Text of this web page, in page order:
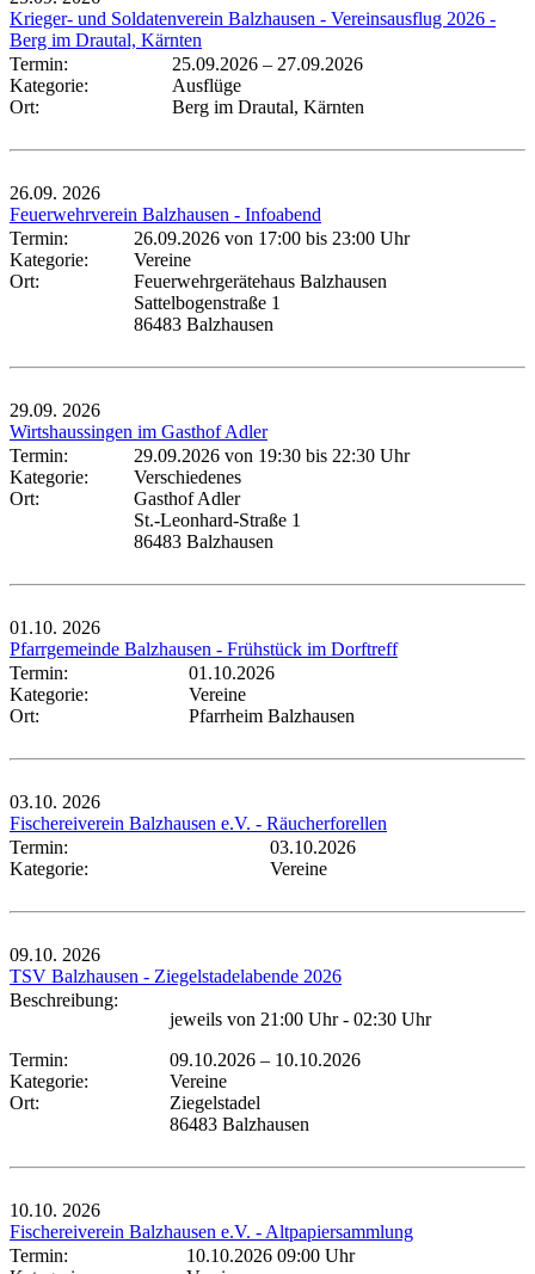
Krieger- und Soldatenverein Balzhausen - Vereinsausflug 2026 -
Berg im Drautal, Kärnten
Termin:
25.09.2026 – 27.09.2026
Kategorie:
Ausflüge
Ort:
Berg im Drautal, Kärnten
26.09. 2026
Feuerwehrverein Balzhausen - Infoabend
Termin:
26.09.2026 von 17:00 bis 23:00 Uhr
Kategorie:
Vereine
Ort:
Feuerwehrgerätehaus Balzhausen
Sattelbogenstraße 1
86483 Balzhausen
29.09. 2026
Wirtshaussingen im Gasthof Adler
Termin:
29.09.2026 von 19:30 bis 22:30 Uhr
Kategorie:
Verschiedenes
Ort:
Gasthof Adler
St.-Leonhard-Straße 1
86483 Balzhausen
01.10. 2026
Pfarrgemeinde Balzhausen - Frühstück im Dorftreff
Termin:
01.10.2026
Kategorie:
Vereine
Ort:
Pfarrheim Balzhausen
03.10. 2026
Fischereiverein Balzhausen e.V. - Räucherforellen
Termin:
03.10.2026
Kategorie:
Vereine
09.10. 2026
TSV Balzhausen - Ziegelstadelabende 2026
Beschreibung:
jeweils von 21:00 Uhr - 02:30 Uhr
Termin:
09.10.2026 – 10.10.2026
Kategorie:
Vereine
Ort:
Ziegelstadel
86483 Balzhausen
10.10. 2026
Fischereiverein Balzhausen e.V. - Altpapiersammlung
Termin:
10.10.2026 09:00 Uhr